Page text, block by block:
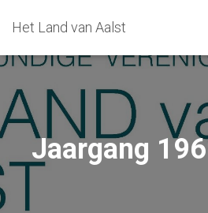
Het Land van Aalst
Jaargang